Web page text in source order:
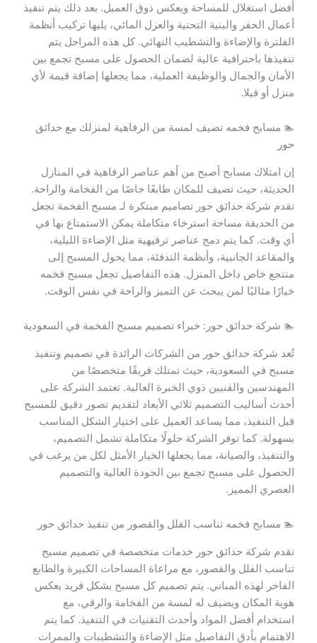
أفضل استغلال للمساحة ويعكس ذوق العميل. بعد ذلك يتم تنفيذ
أعمال الحفر والبنية التحتية والعزل المائي، يليها تركيب أنظمة
الفلترة والإضاءة والتشطيب النهائي. كل هذه المراحل يتم
تنفيذها باحترافية عالية لضمان الحصول على مسبح تجمع بين
الأمان والجمال والوظيفة العملية، مما يجعلها إضافة قيمة لأي
منزل أو فيلا.
🏊 مسابح فخمه تضيف لمسة من الرفاهية لمنزلك مع حدائق
حور
إن امتلاك مسابح أصبح من أهم عناصر الرفاهية في المنازل
الحديثة، حيث تضيف للمكان طابعًا خاصًا من الفخامة والراحة.
تقدم شركة حدائق حور تصاميم مبتكرة لـ مسبح الفخمة تجعل
من الحديقة مساحة استرخاء متكاملة يمكن الاستمتاع بها في
أي وقت. كما يتم دمج عناصر ترفيهية مثل الإضاءة الليلية،
والمقاعد الجانبية، وأنظمة التدفئة، مما يحول المسبح إلى
منتجع خاص داخل المنزل. هذه التفاصيل تجعل مسبح فخمه
خيارًا مثاليًا لمن يبحث عن التميز والراحة في نفس الوقت.
🏊 شركة حدائق حور: خبراء تصميم مسبح الفخمة في السعودية
تُعد شركة حدائق حور من الشركات الرائدة في تصميم وتنفيذ
مسبح في السعودية، حيث تمتلك فريقًا متخصصًا من
المهندسين والفنيين ذوي الخبرة العالية. تعتمد الشركة على
أحدث أساليب التصميم ثلاثي الأبعاد لتقديم تصور دقيق للمسبح
قبل التنفيذ، مما يساعد العميل على اختيار الشكل المناسب
بسهولة. كما توفر الشركة حلولًا متكاملة تشمل التصميم،
والتنفيذ، والصيانة، مما يجعلها الخيار الأمثل لكل من يرغب في
الحصول على مسبح تجمع بين الجودة العالية والتصميم
العصري المميز.
🏊 مسابح فخمه تناسب الفلل والقصور من تنفيذ حدائق حور
تقدم شركة حدائق حور خدمات متخصصة في تصميم مسبح
تناسب الفلل والقصور، مع مراعاة المساحات الكبيرة والطابع
الفاخر لهذه المباني. يتم تصميم كل مسبح بشكل فريد يعكس
هوية المكان ويضيف له لمسة من الفخامة والرقي، مع
استخدام أفضل المواد وأحدث التقنيات في التنفيذ. كما يتم
الاهتمام بأدق التفاصيل مثل الإضاءة والتشطيبات والممرات